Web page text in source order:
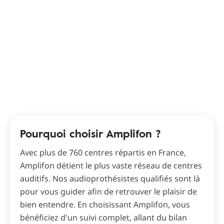
Pourquoi choisir Amplifon ?
Avec plus de 760 centres répartis en France,
Amplifon détient le plus vaste réseau de centres
auditifs. Nos audioprothésistes qualifiés sont là
pour vous guider afin de retrouver le plaisir de
bien entendre. En choisissant Amplifon, vous
bénéficiez d'un suivi complet, allant du bilan